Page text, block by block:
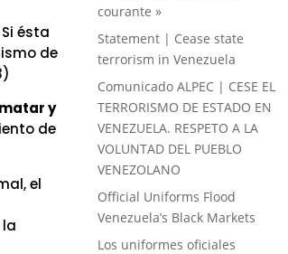
ésta
de
y
de
el
courante »
Statement | Cease state
terrorism in Venezuela
Comunicado ALPEC | CESE EL
TERRORISMO DE ESTADO EN
VENEZUELA. RESPETO A LA
VOLUNTAD DEL PUEBLO
VENEZOLANO
Official Uniforms Flood
Venezuela’s Black Markets
Los uniformes oficiales